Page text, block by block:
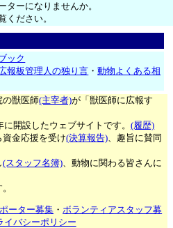
ターになりませんか。
ください。
ック
報板管理人の独り言 ・動物よくある相
の獣医師(主宰者)が「獣医師に広報す
に開設したウェブサイトです。(履歴)
資金応援を受け(決算報告)、趣旨に賛同
(スタッフ名簿)、動物に関わる皆さんに
ーター募集 ・ボランティアスタッフ募
イバシーポリシー